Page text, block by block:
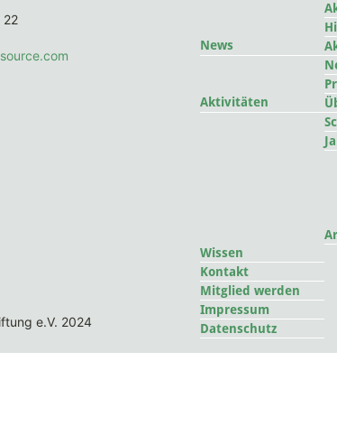
22
News
Aktivitäten
Wissen
Kontakt
Mitglied werden
Impressum
Datenschutz
e.V. 2024